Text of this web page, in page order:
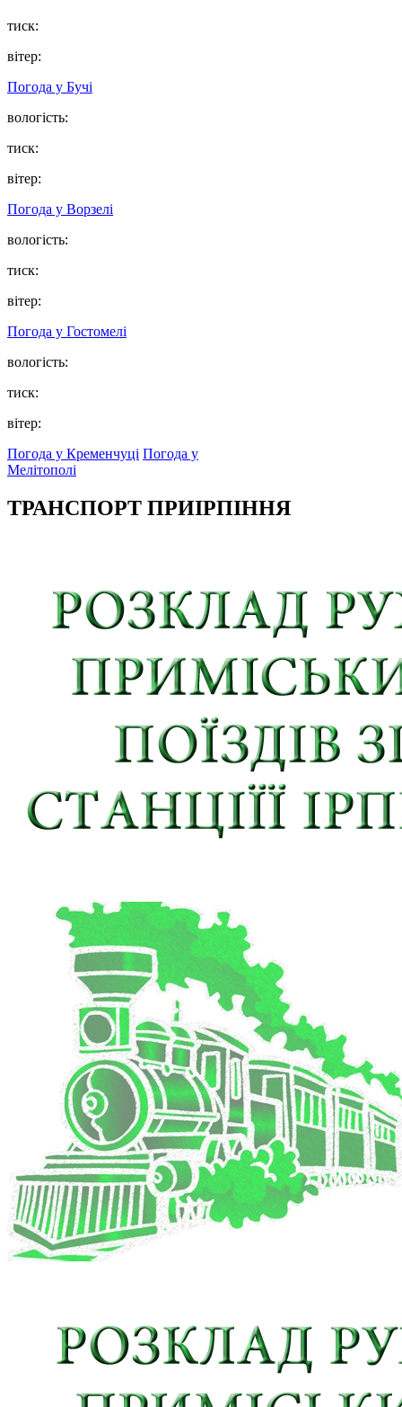
тиск:
вітер:
Погода у Бучі
вологість:
тиск:
вітер:
Погода у Ворзелі
вологість:
тиск:
вітер:
Погода у Гостомелі
вологість:
тиск:
вітер:
Погода у Кременчуці Погода у
Мелітополі
ТРАНСПОРТ ПРИІРПІННЯ